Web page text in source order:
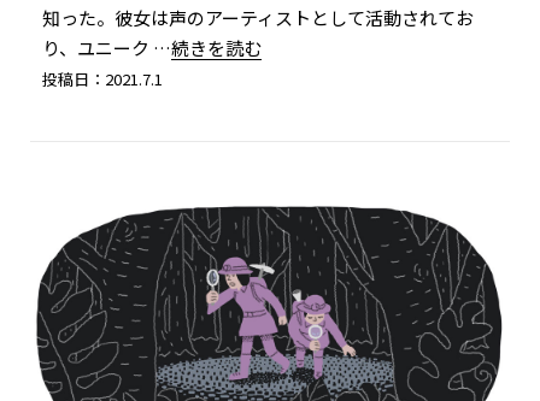
知った。彼女は声のアーティストとして活動されてお
り、ユニーク …続きを読む
投稿日：2021.7.1